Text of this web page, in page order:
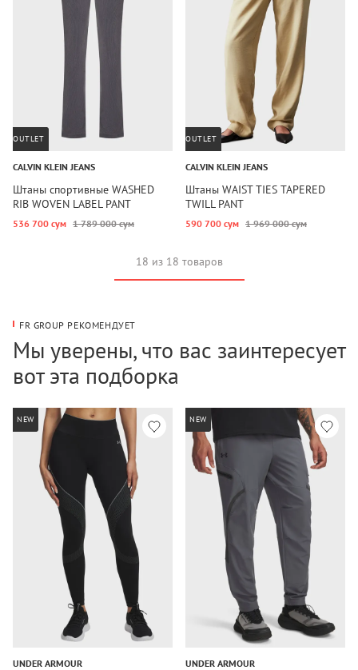
OUTLET
CALVIN KLEIN JEANS
Штаны спортивные WASHED
RIB WOVEN LABEL PANT
536 700 сум 1 789 000 сум
OUTLET
CALVIN KLEIN JEANS
Штаны WAIST TIES TAPERED
TWILL PANT
590 700 сум 1 969 000 сум
18 из 18 товаров
FR GROUP РЕКОМЕНДУЕТ
Мы уверены, что вас заинтересует
вот эта подборка
NEW
UNDER ARMOUR
NEW
UNDER ARMOUR